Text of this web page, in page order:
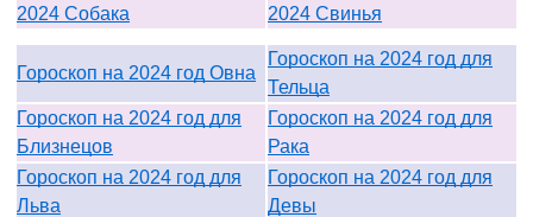
2024 Собака
2024 Свинья
Гороскоп на 2024 год Овна
Гороскоп на 2024 год для
Тельца
Гороскоп на 2024 год для
Близнецов
Гороскоп на 2024 год для
Рака
Гороскоп на 2024 год для
Льва
Гороскоп на 2024 год для
Девы